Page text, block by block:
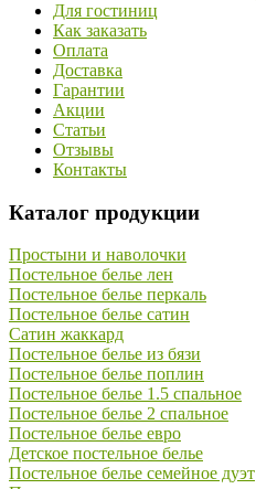
Для гостиниц
Как заказать
Оплата
Доставка
Гарантии
Акции
Статьи
Отзывы
Контакты
Каталог продукции
Простыни и наволочки
Постельное белье лен
Постельное белье перкаль
Постельное белье сатин
Сатин жаккард
Постельное белье из бязи
Постельное белье поплин
Постельное белье 1.5 спальное
Постельное белье 2 спальное
Постельное белье евро
Детское постельное белье
Постельное белье семейное дуэт